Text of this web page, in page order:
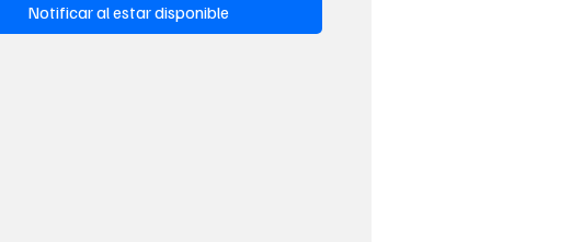
Notificar al estar disponible